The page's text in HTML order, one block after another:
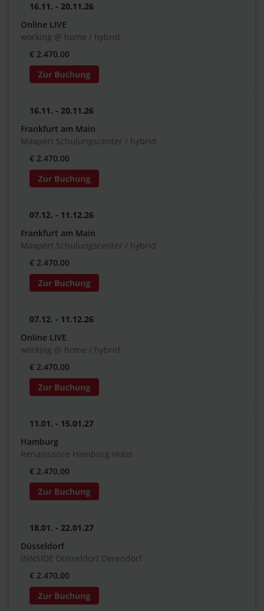
16.11. - 20.11.26
Online LIVE
working @ home / hybrid
€ 2.470,00
16.11. - 20.11.26
Frankfurt am Main
Maxpert Schulungscenter / hybrid
€ 2.470,00
07.12. - 11.12.26
Frankfurt am Main
Maxpert Schulungscenter / hybrid
€ 2.470,00
07.12. - 11.12.26
Online LIVE
working @ home / hybrid
€ 2.470,00
11.01. - 15.01.27
Hamburg
Renaissance Hamburg Hotel
€ 2.470,00
18.01. - 22.01.27
Düsseldorf
INNSIDE Düsseldorf Derendorf
€ 2.470,00